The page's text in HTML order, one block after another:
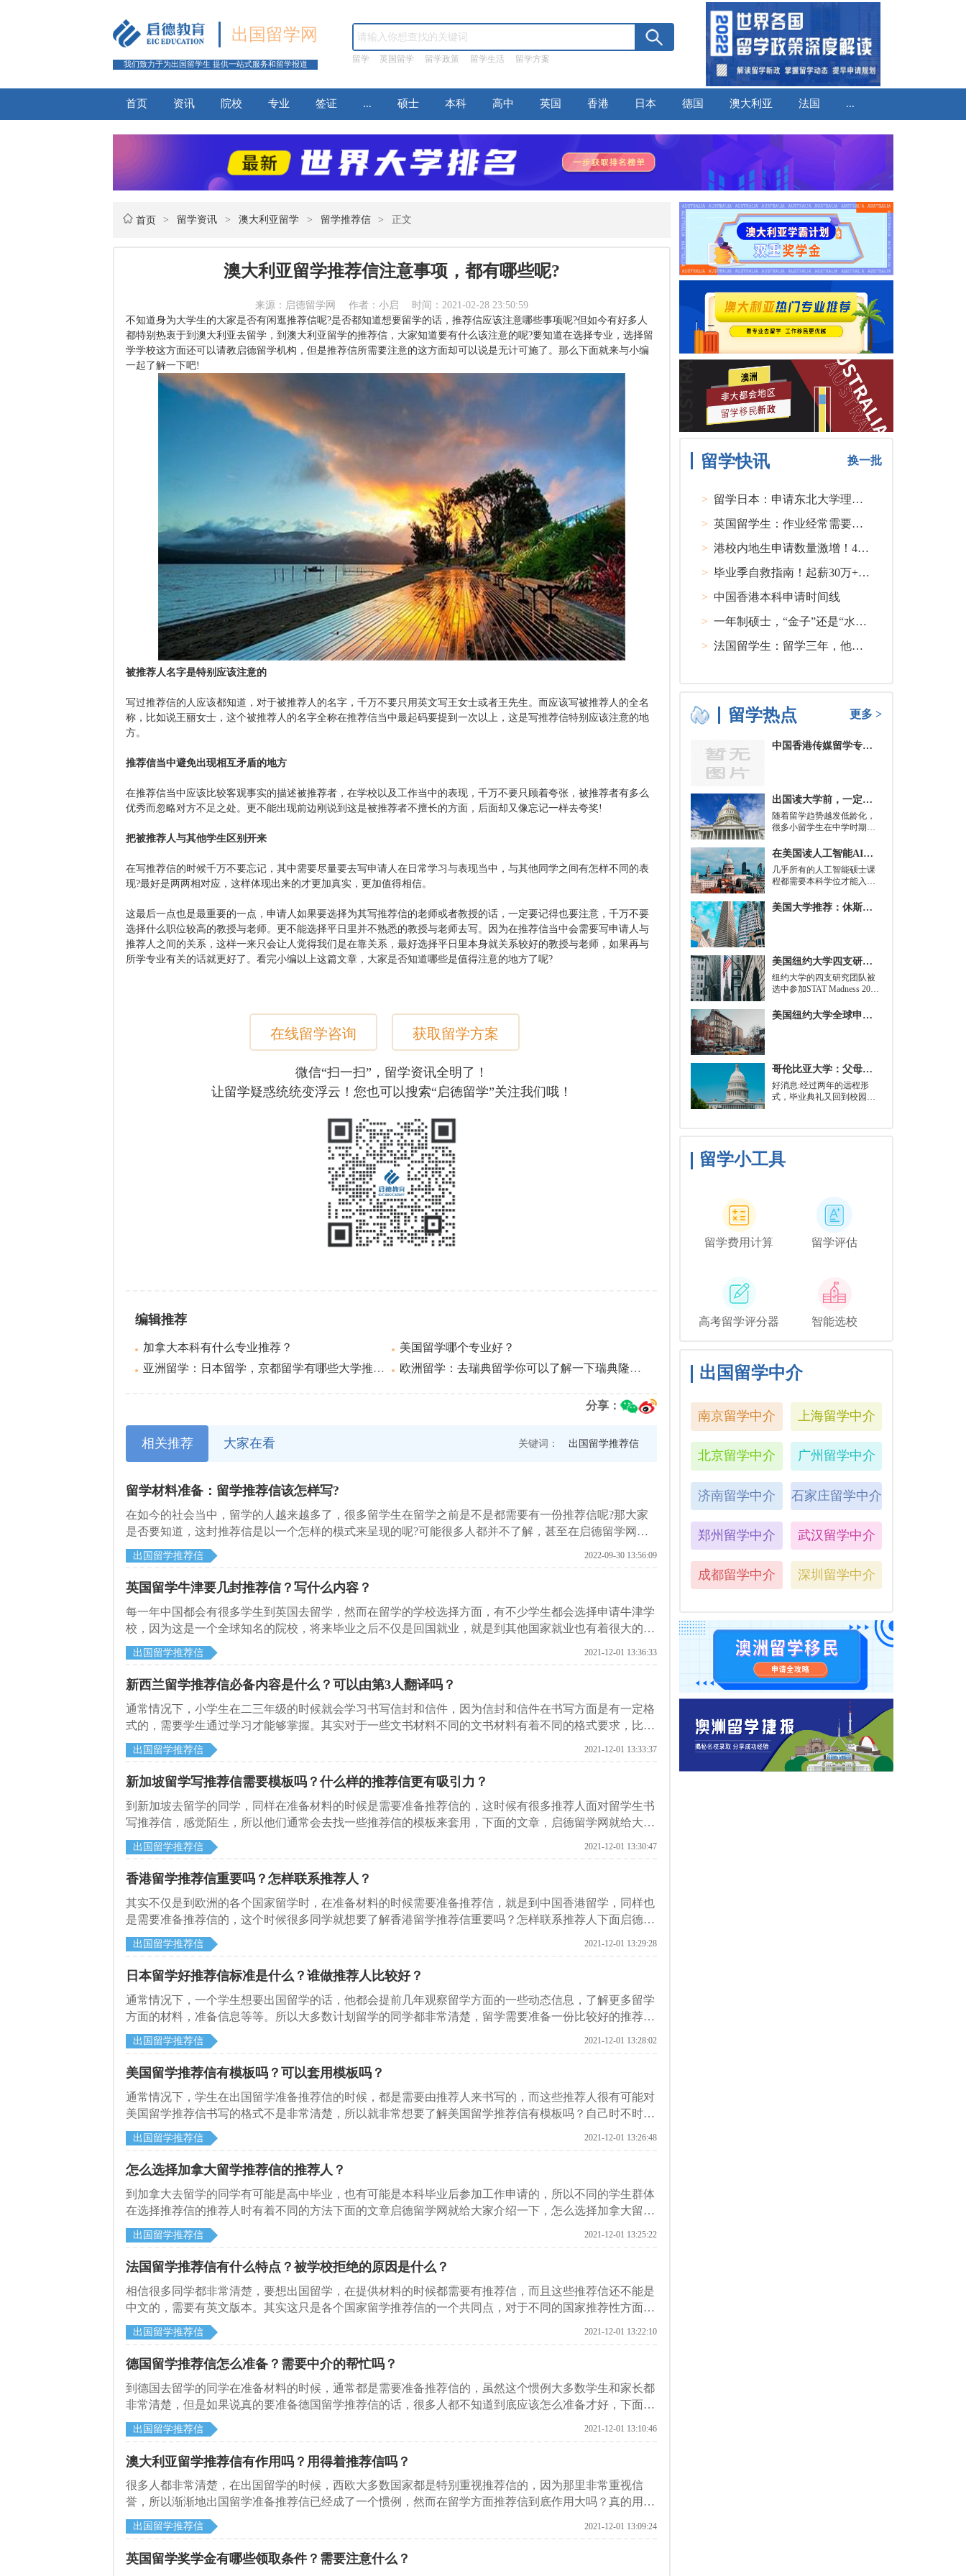
出国留学网
我们致力于为出国留学生 提供一站式服务和留学报道 留学 英国留学 留学政策 留学生活 留学方案
首页 资讯 院校 专业 签证 ... 硕士 本科 高中 英国 香港 日本 德国 澳大利亚 法国 ...
首页 > 留学资讯 > 澳大利亚留学 > 留学推荐信 > 正文
澳大利亚留学推荐信注意事项，都有哪些呢?
来源：启德留学网 作者：小启 时间：2021-02-28 23:50:59
不知道身为大学生的大家是否有闲逛推荐信呢?是否都知道想要留学的话，推荐信应该注意哪些事项呢?但如今有好多人
都特别热衷于到澳大利亚去留学，到澳大利亚留学的推荐信，大家知道要有什么该注意的呢?要知道在选择专业，选择留
学学校这方面还可以请教启德留学机构，但是推荐信所需要注意的这方面却可以说是无计可施了。那么下面就来与小编
一起了解一下吧!
被推荐人名字是特别应该注意的
写过推荐信的人应该都知道，对于被推荐人的名字，千万不要只用英文写王女士或者王先生。而应该写被推荐人的全名
称，比如说王丽女士，这个被推荐人的名字全称在推荐信当中最起码要提到一次以上，这是写推荐信特别应该注意的地
方。
推荐信当中避免出现相互矛盾的地方
在推荐信当中应该比较客观事实的描述被推荐者，在学校以及工作当中的表现，千万不要只顾着夸张，被推荐者有多么
优秀而忽略对方不足之处。更不能出现前边刚说到这是被推荐者不擅长的方面，后面却又像忘记一样去夸奖!
把被推荐人与其他学生区别开来
在写推荐信的时候千万不要忘记，其中需要尽量要去写申请人在日常学习与表现当中，与其他同学之间有怎样不同的表
现?最好是两两相对应，这样体现出来的才更加真实，更加值得相信。
这最后一点也是最重要的一点，申请人如果要选择为其写推荐信的老师或者教授的话，一定要记得也要注意，千万不要
选择什么职位较高的教授与老师。更不能选择平日里并不熟悉的教授与老师去写。因为在推荐信当中会需要写申请人与
推荐人之间的关系，这样一来只会让人觉得我们是在靠关系，最好选择平日里本身就关系较好的教授与老师，如果再与
所学专业有关的话就更好了。看完小编以上这篇文章，大家是否知道哪些是值得注意的地方了呢?
在线留学咨询 获取留学方案
微信“扫一扫”，留学资讯全明了！
让留学疑惑统统变浮云！您也可以搜索“启德留学”关注我们哦！
编辑推荐
加拿大本科有什么专业推荐？
美国留学哪个专业好？
亚洲留学：日本留学，京都留学有哪些大学推荐？
欧洲留学：去瑞典留学你可以了解一下瑞典隆德大学
分享：
相关推荐 大家在看 关键词： 出国留学推荐信
留学材料准备：留学推荐信该怎样写?
在如今的社会当中，留学的人越来越多了，很多留学生在留学之前是不是都需要有一份推荐信呢?那大家
是否要知道，这封推荐信是以一个怎样的模式来呈现的呢?可能很多人都并不了解，甚至在启德留学网站
上都不一定能够有这方面的介绍，那么今天小编就为大家来介绍一下这种推荐信该怎样去写?
出国留学推荐信 2022-09-30 13:56:09
英国留学牛津要几封推荐信？写什么内容？
​每一年中国都会有很多学生到英国去留学，然而在留学的学校选择方面，有不少学生都会选择申请牛津学
校，因为这是一个全球知名的院校，将来毕业之后不仅是回国就业，就是到其他国家就业也有着很大的优
势。但是在申请学校的时候是需要提供推荐信的，下面的文章启德留学网就给大家介绍一下英国留学牛津
要几封推荐信。
出国留学推荐信 2021-12-01 13:36:33
新西兰留学推荐信必备内容是什么？可以由第3人翻译吗？
​通常情况下，小学生在二三年级的时候就会学习书写信封和信件，因为信封和信件在书写方面是有一定格
式的，需要学生通过学习才能够掌握。其实对于一些文书材料不同的文书材料有着不同的格式要求，比如
说借据，保证书等等都有着其特定的格式。在很多同学想要出国留学做推荐信的时候，也是需要注意这些
格式和内容的体现的，下面的文章，启德留学网就给大家介绍一下新西兰留学推荐信必备内容是什么？
出国留学推荐信 2021-12-01 13:33:37
新加坡留学写推荐信需要模板吗？什么样的推荐信更有吸引力？
​到新加坡去留学的同学，同样在准备材料的时候是需要准备推荐信的，这时候有很多推荐人面对留学生书
写推荐信，感觉陌生，所以他们通常会去找一些推荐信的模板来套用，下面的文章，启德留学网就给大家
介绍一下新加坡留学写推荐信需要模板吗？什么样的推荐信更有吸引力？
出国留学推荐信 2021-12-01 13:30:47
香港留学推荐信重要吗？怎样联系推荐人？
​其实不仅是到欧洲的各个国家留学时，在准备材料的时候需要准备推荐信，就是到中国香港留学，同样也
是需要准备推荐信的，这个时候很多同学就想要了解香港留学推荐信重要吗？怎样联系推荐人下面启德留
学网就给大家做一下这方面的介绍，希望能够对同学们有所参考。
出国留学推荐信 2021-12-01 13:29:28
日本留学好推荐信标准是什么？谁做推荐人比较好？
​通常情况下，一个学生想要出国留学的话，他都会提前几年观察留学方面的一些动态信息，了解更多留学
方面的材料，准备信息等等。所以大多数计划留学的同学都非常清楚，留学需要准备一份比较好的推荐
信。在众多留学生当中，有很多人会选择日本留学，下面的文章，启德留学网就给大家介绍一下日本留学
好推荐信的标准是什么？
出国留学推荐信 2021-12-01 13:28:02
美国留学推荐信有模板吗？可以套用模板吗？
​通常情况下，学生在出国留学准备推荐信的时候，都是需要由推荐人来书写的，而这些推荐人很有可能对
美国留学推荐信书写的格式不是非常清楚，所以就非常想要了解美国留学推荐信有模板吗？自己时不时可
以套用模板来书写推荐信，下面启德留学网就给大家做一下介绍。
出国留学推荐信 2021-12-01 13:26:48
怎么选择加拿大留学推荐信的推荐人？
到加拿大去留学的同学有可能是高中毕业，也有可能是本科毕业后参加工作申请的，所以不同的学生群体
在选择推荐信的推荐人时有着不同的方法下面的文章启德留学网就给大家介绍一下，怎么选择加拿大留学
推荐信的推荐人，希望各位同学作为参考。
出国留学推荐信 2021-12-01 13:25:22
法国留学推荐信有什么特点？被学校拒绝的原因是什么？
​相信很多同学都非常清楚，要想出国留学，在提供材料的时候都需要有推荐信，而且这些推荐信还不能是
中文的，需要有英文版本。其实这只是各个国家留学推荐信的一个共同点，对于不同的国家推荐性方面还
有着不同的特点，比如说到法国去留学，在推荐性准备方面就有一些与其他国家不同的特点要求。下面启
德留学网就给大家做一下介绍。
出国留学推荐信 2021-12-01 13:22:10
德国留学推荐信怎么准备？需要中介的帮忙吗？
​到德国去留学的同学在准备材料的时候，通常都是需要准备推荐信的，虽然这个惯例大多数学生和家长都
非常清楚，但是如果说真的要准备德国留学推荐信的话，很多人都不知道到底应该怎么准备才好，下面启
德留学网就给大家做一下这方面的介绍。
出国留学推荐信 2021-12-01 13:10:46
澳大利亚留学推荐信有作用吗？用得着推荐信吗？
​很多人都非常清楚，在出国留学的时候，西欧大多数国家都是特别重视推荐信的，因为那里非常重视信
誉，所以渐渐地出国留学准备推荐信已经成了一个惯例，然而在留学方面推荐信到底作用大吗？真的用得
着准备推荐信吗？下面启德留学网就给大家介绍一下澳大利亚留学推荐信有作用吗？
出国留学推荐信 2021-12-01 13:09:24
英国留学奖学金有哪些领取条件？需要注意什么？
留学快讯 换一批
>
留学日本：申请东北大学理工类硕士课程大多要求先获得教授内诺
>
英国留学生：作业经常需要熬夜完成
>
港校内地生申请数量激增！40人抢1学位？
>
毕业季自救指南！起薪30万+ 不愧是00后都偏爱的留学国家TOP1
> 中国香港本科申请时间线
>
一年制硕士，“金子”还是“水货”？
>
法国留学生：留学三年，他在孤独中找到内心的力量
留学热点 更多 >
中国香港传媒留学专业分类及申请要求
出国读大学前，一定要培养的基本生活技能有哪些？
随着留学趋势越发低龄化，
很多小留学生在中学时期就
其实都是为了大学生活做准
在美国读人工智能AI硕士入学条件及大学推荐
几乎所有的人工智能硕士课
程都需要本科学位才能入
需要特定领域的本科学位。
下，你只需要一个理论基础
就可以开始就读这类项目：
即先参加几门先修课程，通
常包括程序语言，如
Python、微积分和计算机科
学相关课程。
美国大学推荐：休斯顿的大学
美国纽约大学四支研究团队被选中参加STAT Madness 2022竞赛
​纽约大学的四支研究团队被
选中参加STAT Madness 2022
三月疯狂启发的健康和科学
美国纽约大学全球申请群体规模不断扩大
哥伦比亚大学：父母参加毕业典礼可以做什么？
好消息:经过两年的远程形
式，毕业典礼又回到校园了!
旅行，或者如果你想和你的
朋友们共度时光，也许你可
留学小工具
留学费用计算 留学评估
高考留学评分器 智能选校
出国留学中介
南京留学中介 上海留学中介
北京留学中介 广州留学中介
济南留学中介 石家庄留学中介
郑州留学中介 武汉留学中介
成都留学中介 深圳留学中介